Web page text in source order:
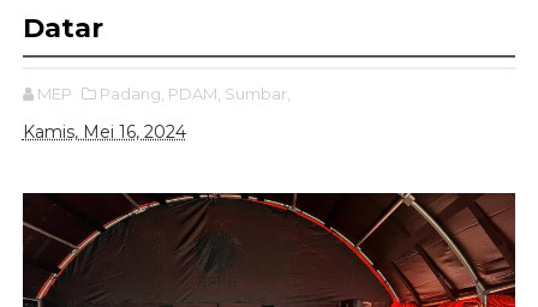
Datar
MEP Padang, PDAM, Sumbar,
Kamis, Mei 16, 2024